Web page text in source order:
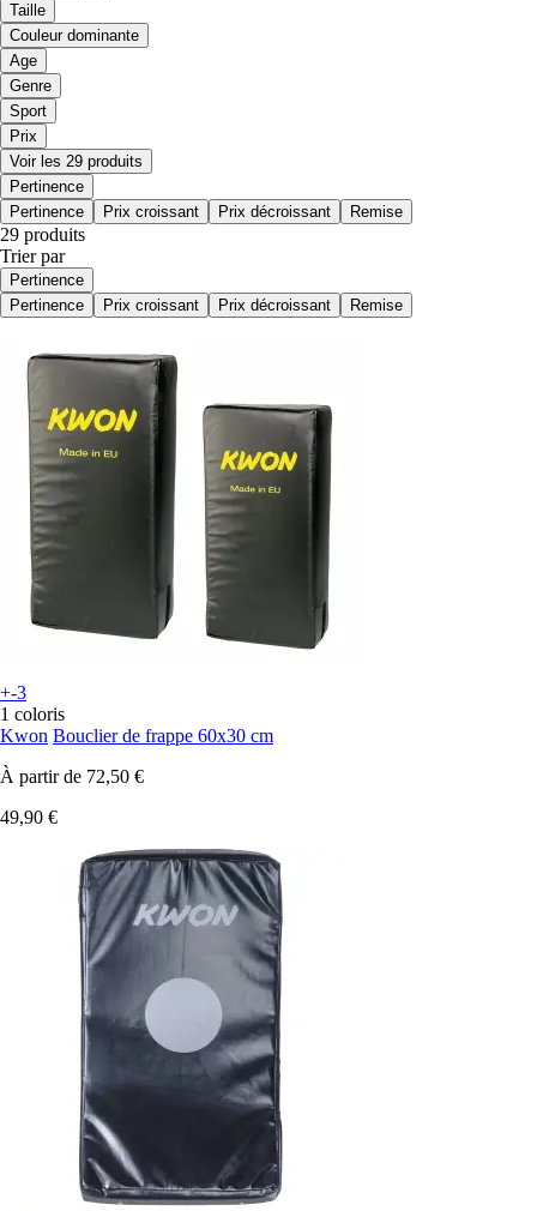
Taille
Couleur dominante
Age
Genre
Sport
Prix
Voir les 29 produits
Pertinence
Pertinence
Prix croissant Prix décroissant Remise
29 produits
Trier par
Pertinence
Pertinence
Prix croissant Prix décroissant Remise
+-3
1 coloris
Kwon Bouclier de frappe 60x30 cm
À partir de 72,50 €
49,90 €